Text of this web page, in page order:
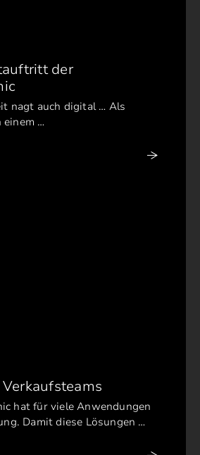
der
nagt auch digital … Als
einem …
hat für viele Anwendungen
Damit diese Lösungen …